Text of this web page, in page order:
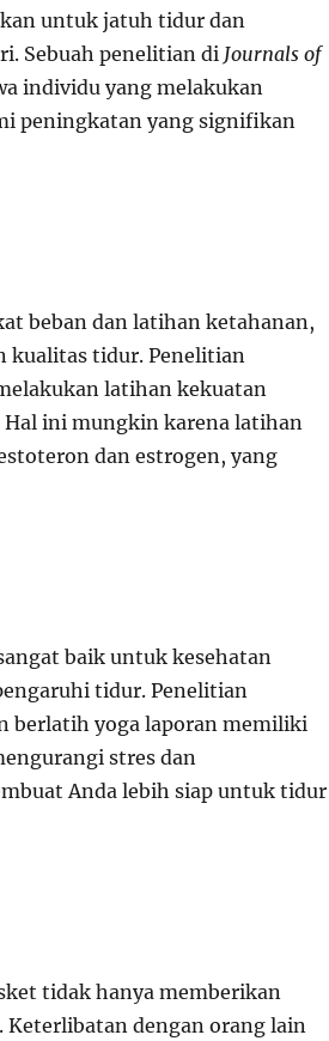
untuk jatuh tidur dan
Sebuah penelitian di Journals of
individu yang melakukan
peningkatan yang signifikan
beban dan latihan ketahanan,
kualitas tidur. Penelitian
latihan kekuatan
ini mungkin karena latihan
dan estrogen, yang
baik untuk kesehatan
tidur. Penelitian
berlatih yoga laporan memiliki
stres dan
Anda lebih siap untuk tidur
tidak hanya memberikan
dengan orang lain